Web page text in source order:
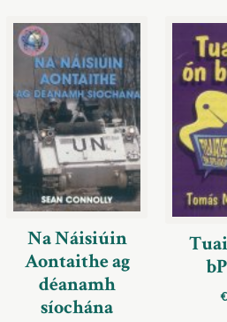
Na Náisiúin
Aontaithe ag
déanamh
síochána
€